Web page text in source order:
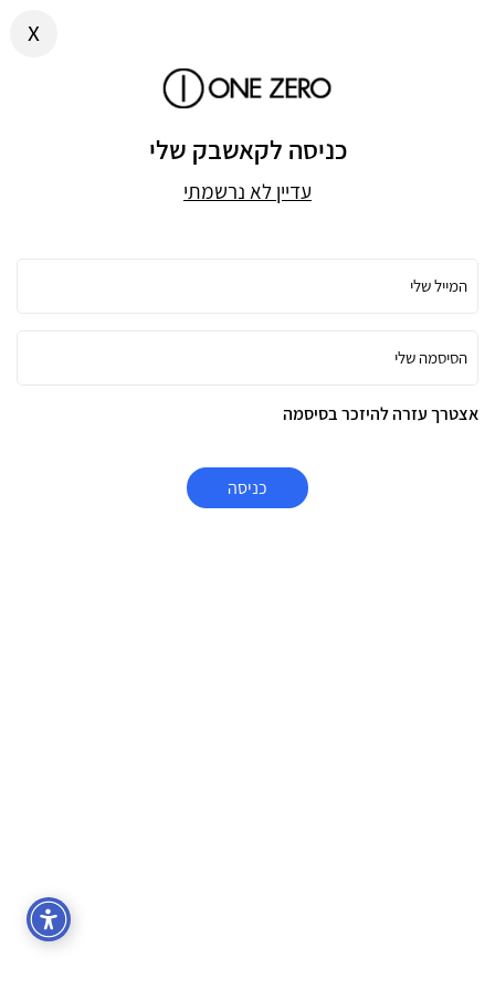
x
כניסה לקאשבק שלי
עדיין לא נרשמתי
המייל שלי
הסיסמה שלי
אצטרך עזרה להיזכר בסיסמה
כניסה